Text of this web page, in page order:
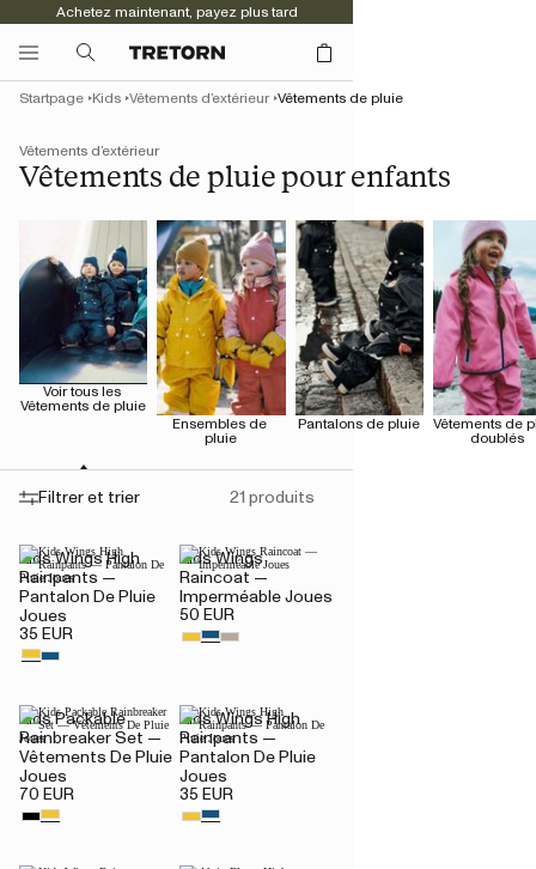
Achetez maintenant, payez plus tard
Vêtements d’extérieur
Vêtements de pluie pour enfants
Startpage Kids Vêtements d’extérieur Vêtements de pluie
Voir tous les
Vêtements de pluie
Ensembles de
pluie
Pantalons de pluie
Vêtements de
doublés
Filtrer et trier 21 produits
Kids Wings High
Rainpants —
Pantalon De Pluie
Joues
35 EUR
Kids Wings
Raincoat —
Imperméable Joues
50 EUR
Kids Packable
Rainbreaker Set —
Vêtements De Pluie
Joues
70 EUR
Kids Wings High
Rainpants —
Pantalon De Pluie
Joues
35 EUR